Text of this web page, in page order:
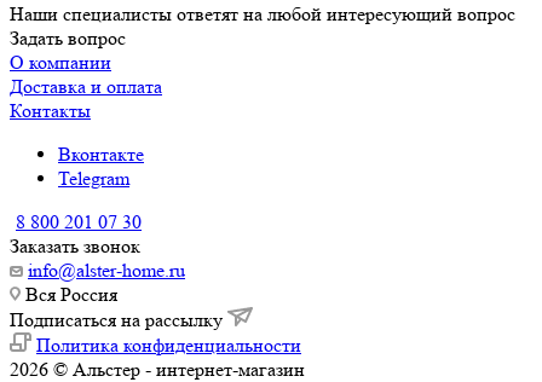
Наши специалисты ответят на любой интересующий вопрос
Задать вопрос
О компании
Доставка и оплата
Контакты
Вконтакте
Telegram
8 800 201 07 30
Заказать звонок
info@alster-home.ru
Вся Россия
Подписаться на рассылку
Политика конфиденциальности
2026 © Альстер - интернет-магазин